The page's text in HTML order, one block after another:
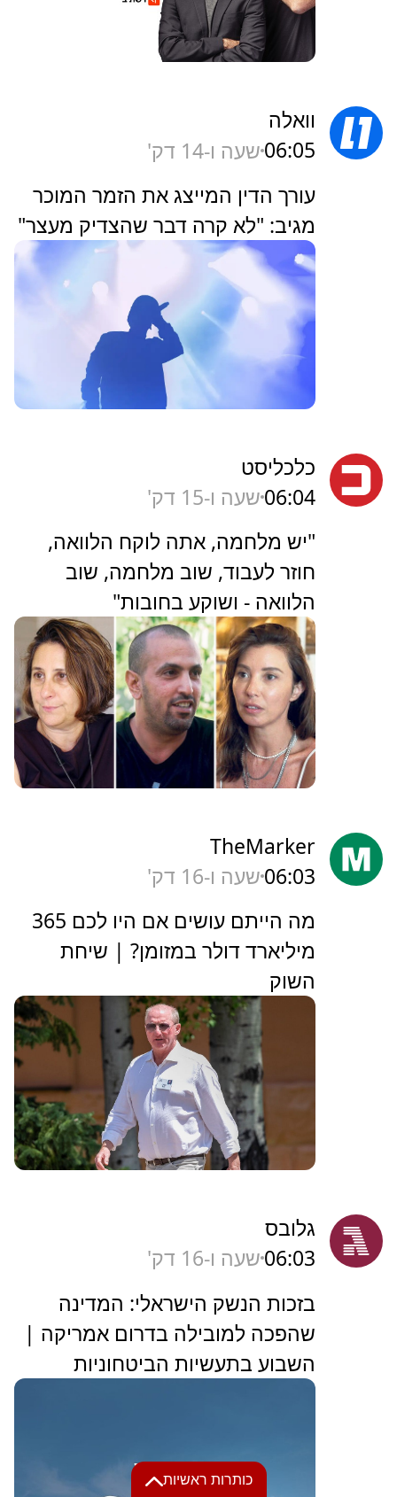
כותרות ראשיות
וואלה
06:05שעה ו-14 דק'
עורך הדין המייצג את הזמר המוכר
מגיב: "לא קרה דבר שהצדיק מעצר"
כלכליסט
06:04שעה ו-15 דק'
"יש מלחמה, אתה לוקח הלוואה,
חוזר לעבוד, שוב מלחמה, שוב
הלוואה - ושוקע בחובות"
TheMarker
06:03שעה ו-16 דק'
‏מה הייתם עושים אם היו לכם 365
מיליארד דולר במזומן? | שיחת
השוק
גלובס
06:03שעה ו-16 דק'
בזכות הנשק הישראלי: המדינה
שהפכה למובילה בדרום אמריקה |
השבוע בתעשיות הביטחוניות